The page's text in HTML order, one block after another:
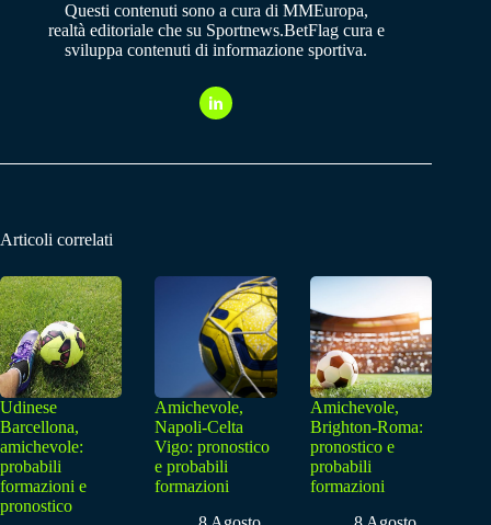
Questi contenuti sono a cura di MMEuropa,
realtà editoriale che su Sportnews.BetFlag cura e
sviluppa contenuti di informazione sportiva.
Articoli correlati
Udinese
Barcellona,
amichevole:
probabili
formazioni e
pronostico
Amichevole,
Napoli-Celta
Vigo: pronostico
e probabili
formazioni
Amichevole,
Brighton-Roma:
pronostico e
probabili
formazioni